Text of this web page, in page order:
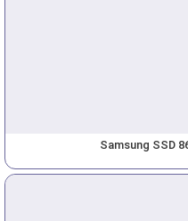
Samsung SSD